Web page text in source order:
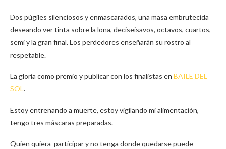
Dos púgiles silenciosos y enmascarados, una masa embrutecida
deseando ver tinta sobre la lona, deciseisavos, octavos, cuartos,
semi y la gran final. Los perdedores enseñarán su rostro al
respetable.
La gloria como premio y publicar con los finalistas en BAILE DEL
SOL .
Estoy entrenando a muerte, estoy vigilando mi alimentación,
tengo tres máscaras preparadas.
Quien quiera participar y no tenga donde quedarse puede